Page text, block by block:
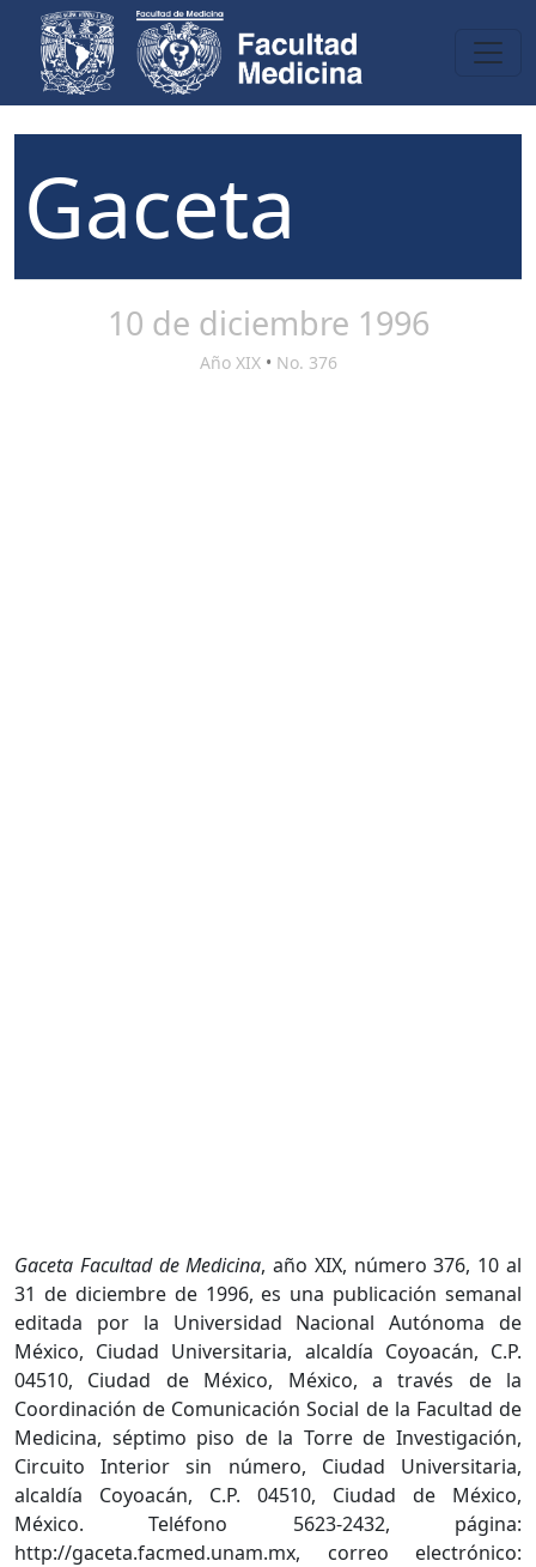
Gaceta
10 de diciembre 1996
Año XIX • No. 376
Gaceta Facultad de Medicina, año XIX, número 376, 10 al
31 de diciembre de 1996, es una publicación semanal
editada por la Universidad Nacional Autónoma de
México, Ciudad Universitaria, alcaldía Coyoacán, C.P.
04510, Ciudad de México, México, a través de la
Coordinación de Comunicación Social de la Facultad de
Medicina, séptimo piso de la Torre de Investigación,
Circuito Interior sin número, Ciudad Universitaria,
alcaldía Coyoacán, C.P. 04510, Ciudad de México,
México. Teléfono 5623-2432, página:
http://gaceta.facmed.unam.mx, correo electrónico: